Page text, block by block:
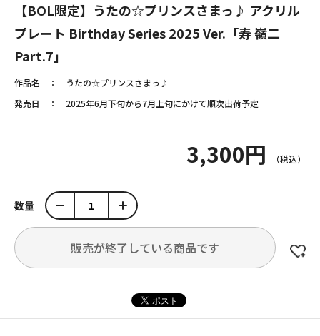
【BOL限定】うたの☆プリンスさまっ♪ アクリル
プレート Birthday Series 2025 Ver.「寿 嶺二
Part.7」
作品名
うたの☆プリンスさまっ♪
発売日
2025年6月下旬から7月上旬にかけて順次出荷予定
3,300円
数量
販売が終了している商品です